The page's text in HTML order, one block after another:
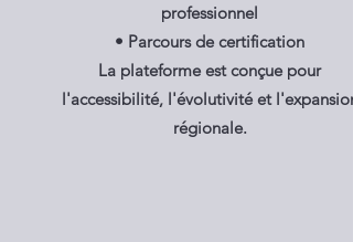
professionnel
• Parcours de certification
La plateforme est conçue pour
l'accessibilité, l'évolutivité et l'expansion
régionale.